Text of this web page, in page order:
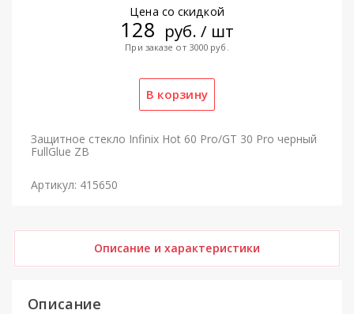
Цена со скидкой
128 руб. / шт
При заказе от 3000 руб.
Защитное стекло Infinix Hot 60 Pro/GT 30 Pro черный
FullGlue ZB
Артикул: 415650
Описание и характеристики
Описание